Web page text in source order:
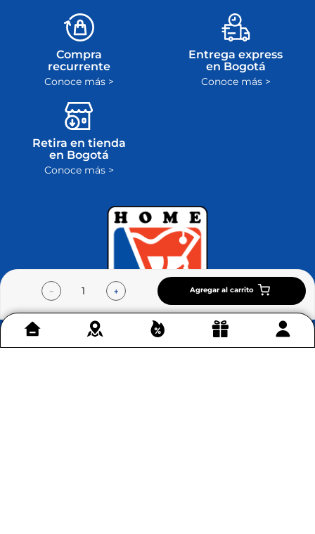
＋
－ Agregar al carrito
Compra
recurrente
Conoce más >
Entrega express
en Bogotá
Conoce más >
Retira en tienda
en Bogotá
Conoce más >